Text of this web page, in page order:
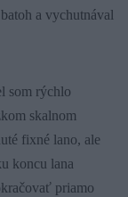
a vychutnával
som rýchlo
skalnom
fixné lano, ale
koncu lana
priamo